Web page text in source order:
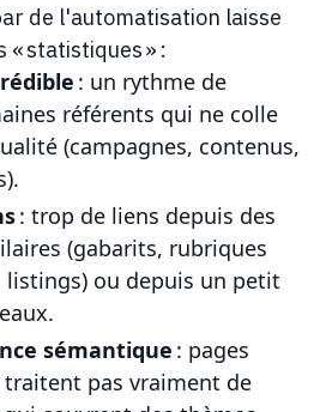
de l'automatisation laisse
« statistiques » :
: un rythme de
référents qui ne colle
(campagnes, contenus,
: trop de liens depuis des
(gabarits, rubriques
listings) ou depuis un petit
sémantique : pages
traitent pas vraiment de